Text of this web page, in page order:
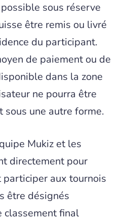
sous réserve
être remis ou livré
du participant.
de paiement ou de
dans la zone
ne pourra être
une autre forme.
Mukiz et les
directement pour
participer aux tournois
être désignés
classement final